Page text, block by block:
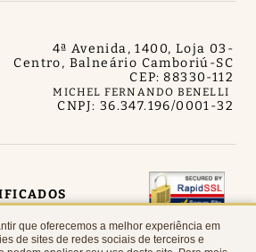
MICHEL FERNANDO BENELLI
4ª Avenida, 1400, Loja 03 -
Centro, Balneário Camboriú-SC
CEP: 88330-112
CNPJ: 36.347.196/0001-32
que oferecemos a melhor experiência em
de sites de redes sociais de terceiros e